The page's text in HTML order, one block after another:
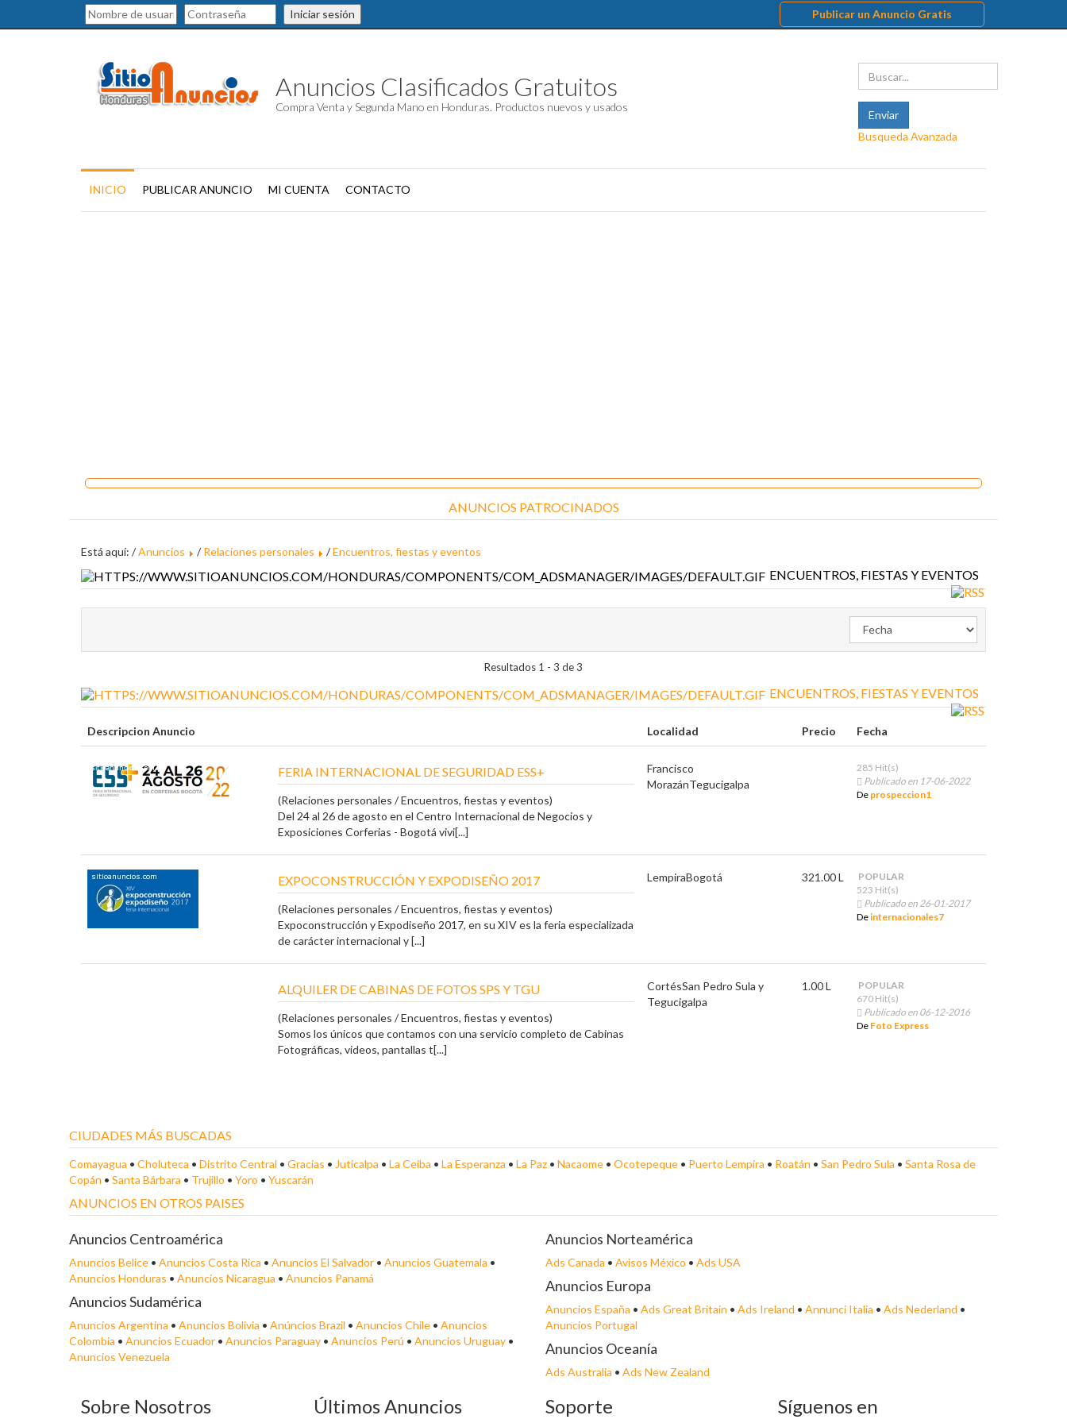
Iniciar sesión Publicar un Anuncio Gratis
Anuncios Clasificados Gratuitos
Compra Venta y Segunda Mano en Honduras. Productos nuevos y usados
Busqueda Avanzada
INICIO PUBLICAR ANUNCIO MI CUENTA CONTACTO
ANUNCIOS PATROCINADOS
Está aquí: /Anuncios /Relaciones personales /Encuentros, fiestas y eventos
ENCUENTROS, FIESTAS Y EVENTOS
Resultados 1 - 3 de 3
ENCUENTROS, FIESTAS Y EVENTOS
Descripcion Anuncio Localidad Precio Fecha
FERIA INTERNACIONAL DE SEGURIDAD ESS+
(Relaciones personales / Encuentros, fiestas y eventos)
Del 24 al 26 de agosto en el Centro Internacional de Negocios y
Exposiciones Corferias - Bogotá vivi[...]
Francisco
MorazánTegucigalpa
285 Hit(s)
Publicado en 17-06-2022
De prospeccion1
EXPOCONSTRUCCIÓN Y EXPODISEÑO 2017
(Relaciones personales / Encuentros, fiestas y eventos)
Expoconstrucción y Expodiseño 2017, en su XIV es la feria especializada
de carácter internacional y [...]
LempiraBogotá 321.00 L
POPULAR
523 Hit(s)
Publicado en 26-01-2017
Deinternacionales7
ALQUILER DE CABINAS DE FOTOS SPS Y TGU
(Relaciones personales / Encuentros, fiestas y eventos)
Somos los únicos que contamos con una servicio completo de Cabinas
Fotográficas, videos, pantallas t[...]
CortésSan Pedro Sula y
Tegucigalpa
1.00 L
POPULAR
670 Hit(s)
Publicado en 06-12-2016
De Foto Express
CIUDADES MÁS BUSCADAS
Comayagua • Choluteca • Distrito Central • Gracias • Juticalpa • La Ceiba • La Esperanza • La Paz • Nacaome • Ocotepeque • Puerto Lempira • Roatán • San Pedro Sula • Santa Rosa de
Copán • Santa Bárbara • Trujillo • Yoro • Yuscarán
ANUNCIOS EN OTROS PAISES
Anuncios Centroamérica
Anuncios Belice • Anuncios Costa Rica • Anuncios El Salvador • Anuncios Guatemala •
Anuncios Honduras • Anuncios Nicaragua • Anuncios Panamá
Anuncios Sudamérica
Anuncios Argentina • Anuncios Bolivia • Anúncios Brazil • Anuncios Chile • Anuncios
Colombia • Anuncios Ecuador • Anuncios Paraguay • Anuncios Perú • Anuncios Uruguay •
Anuncios Venezuela
Anuncios Norteamérica
Ads Canada • Avisos México • Ads USA
Anuncios Europa
Anuncios España • Ads Great Britain • Ads Ireland • Annunci Italia • Ads Nederland •
Anuncios Portugal
Anuncios Oceanía
Ads Australia • Ads New Zealand
Sobre Nosotros Últimos Anuncios Soporte Síguenos en